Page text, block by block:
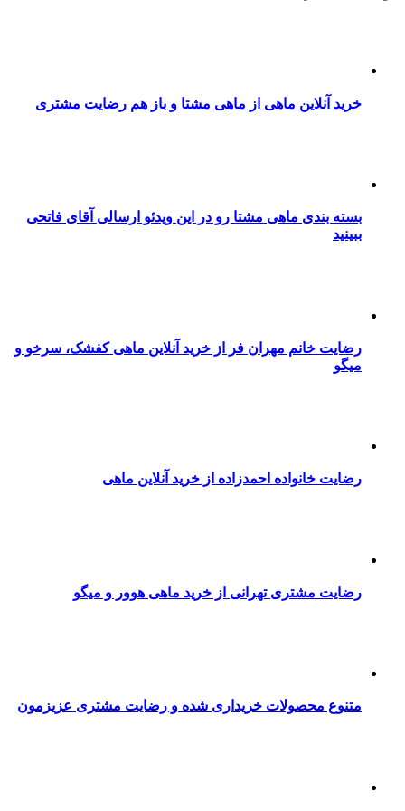
خرید آنلاین ماهی از ماهی مشتا و باز هم رضایت مشتری
بسته بندی ماهی مشتا رو در این ویدئو ارسالی آقای فاتحی
ببینید
رضایت خانم مهران فر از خرید آنلاین ماهی کفشک، سرخو و
میگو
رضایت خانواده احمدزاده از خرید آنلاین ماهی
رضایت مشتری تهرانی از خرید ماهی هوور و میگو
متنوع محصولات خریداری شده و رضایت مشتری عزیزمون